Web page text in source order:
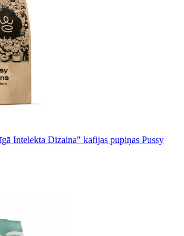
Intelekta Dizaina" kafijas pupiņas Pussy